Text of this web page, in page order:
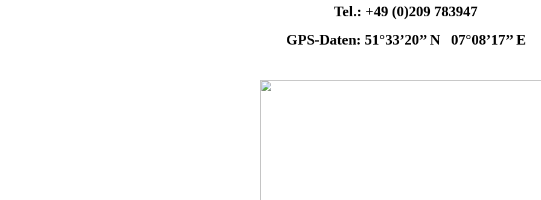
Tel.: +49 (0)209 783947
GPS-Daten: 51°33’20’’ N 07°08’17’’ E